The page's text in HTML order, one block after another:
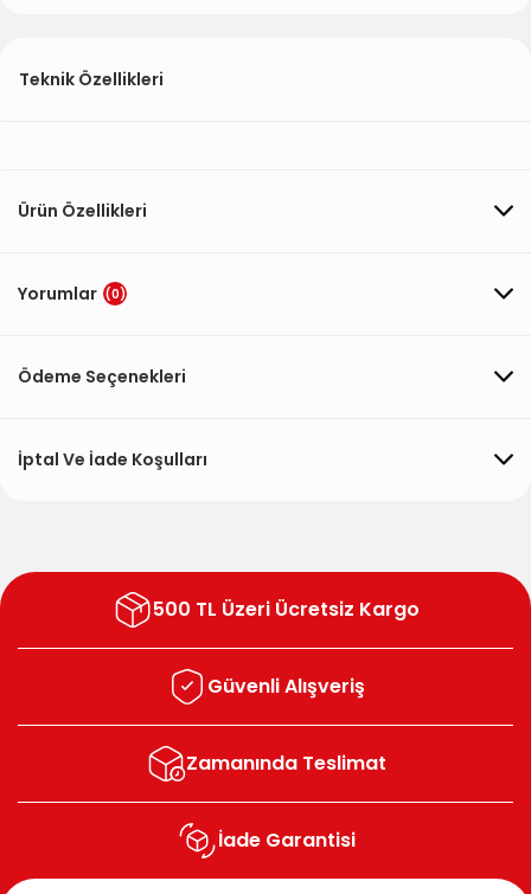
Teknik Özellikleri
Ürün Özellikleri
Yorumlar (0)
Ödeme Seçenekleri
İptal Ve İade Koşulları
500 TL Üzeri Ücretsiz Kargo
Güvenli Alışveriş
Zamanında Teslimat
İade Garantisi